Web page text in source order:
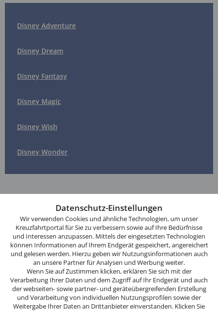
Disney Adventure
Disney Dream
Disney Fantasy
Disney Magic
Disney Wish
Disney Wonder
Auszeichnungen
Bereits mehr als 40-mal ausgezeichnet
eKomi Siegel
Garantierte echte Kundenmeinungen
Sichere Zahlung
Datenverschlüsselung auf Online-Banking-
Diese
verwendet
Cookies.
Wenn
Sie
weitersurfen,
stimmen
Sie
der
Cookie-
Datenschutz-Einstellungen
Wir verwenden Cookies und ähnliche Technologien, um unser
Kreuzfahrtportal für Sie zu verbessern sowie auf Ihre Bedürfnisse
und Interessen anzupassen. Mittels der eingesetzten Technologien
können Informationen auf Ihrem Endgerät gespeichert, angereichert
und gelesen werden. Hierzu geben wir Nutzungsinformationen auch
an unsere Partner für Analysen und Werbung weiter.
Wenn Sie auf Zustimmen klicken, erklären Sie sich mit der
Verarbeitung Ihrer Daten und dem Zugriff auf Ihr Endgerät und auch
der webseiten- sowie partner- und geräteübergreifenden Erstellung
und Verarbeitung von individuellen Nutzungsprofilen sowie der
Weitergabe Ihrer Daten an Drittanbieter einverstanden. Klicken Sie